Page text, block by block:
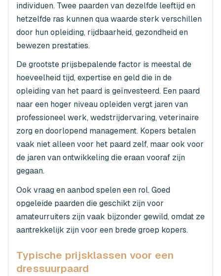
individuen. Twee paarden van dezelfde leeftijd en
hetzelfde ras kunnen qua waarde sterk verschillen
door hun opleiding, rijdbaarheid, gezondheid en
bewezen prestaties.
De grootste prijsbepalende factor is meestal de
hoeveelheid tijd, expertise en geld die in de
opleiding van het paard is geïnvesteerd. Een paard
naar een hoger niveau opleiden vergt jaren van
professioneel werk, wedstrijdervaring, veterinaire
zorg en doorlopend management. Kopers betalen
vaak niet alleen voor het paard zelf, maar ook voor
de jaren van ontwikkeling die eraan vooraf zijn
gegaan.
Ook vraag en aanbod spelen een rol. Goed
opgeleide paarden die geschikt zijn voor
amateurruiters zijn vaak bijzonder gewild, omdat ze
aantrekkelijk zijn voor een brede groep kopers.
Typische prijsklassen voor een
dressuurpaard